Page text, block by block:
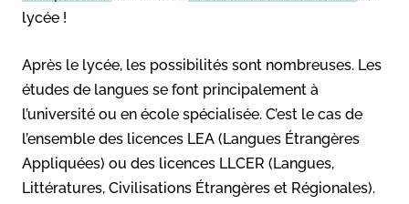
lycée !
Après le lycée, les possibilités sont nombreuses. Les
études de langues se font principalement à
l’université ou en école spécialisée. C’est le cas de
l’ensemble des licences LEA (Langues Étrangères
Appliquées) ou des licences LLCER (Langues,
Littératures, Civilisations Étrangères et Régionales).